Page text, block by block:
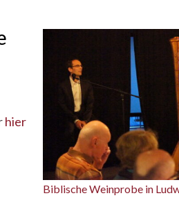
Biblische Weinprobe in
hier